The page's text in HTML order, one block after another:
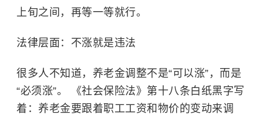
上旬之间，再等一等就行。
法律层面：不涨就是违法
很多人不知道，养老金调整不是“可以涨”，而是
“必须涨”。 《社会保险法》第十八条白纸黑字写
着：养老金要跟着职工工资和物价的变动来调